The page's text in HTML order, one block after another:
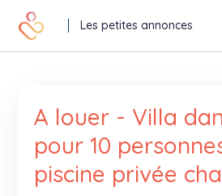
Les petites annonces
Déposer une
Toutes les annonces
A louer - Villa
pour 10
piscine privée